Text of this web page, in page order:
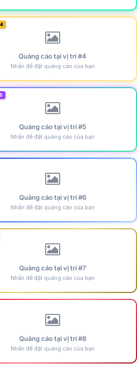
Quảng cáo tại vị trí #4
Nhấn để đặt quảng cáo của bạn
Quảng cáo tại vị trí #5
Nhấn để đặt quảng cáo của bạn
Quảng cáo tại vị trí #6
Nhấn để đặt quảng cáo của bạn
Quảng cáo tại vị trí #7
Nhấn để đặt quảng cáo của bạn
Quảng cáo tại vị trí #8
Nhấn để đặt quảng cáo của bạn